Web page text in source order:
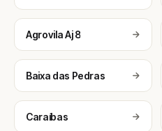
Agrovila Aj 8
Baixa das Pedras
Caraíbas